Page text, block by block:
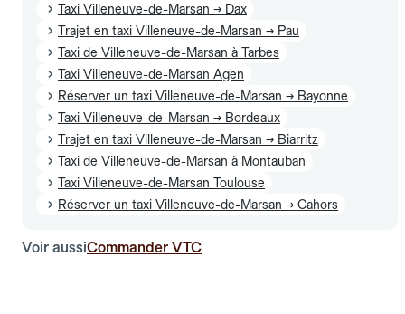
Taxi Villeneuve-de-Marsan → Dax
Trajet en taxi Villeneuve-de-Marsan → Pau
Taxi de Villeneuve-de-Marsan à Tarbes
Taxi Villeneuve-de-Marsan Agen
Réserver un taxi Villeneuve-de-Marsan → Bayonne
Taxi Villeneuve-de-Marsan → Bordeaux
Trajet en taxi Villeneuve-de-Marsan → Biarritz
Taxi de Villeneuve-de-Marsan à Montauban
Taxi Villeneuve-de-Marsan Toulouse
Réserver un taxi Villeneuve-de-Marsan → Cahors
Voir aussiCommander VTC